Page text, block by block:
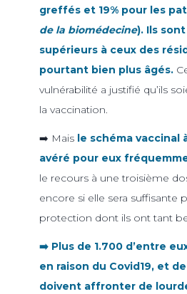
greffés et 19% pour les
de la biomédecine). Ils
supérieurs à ceux des
pourtant bien plus âgés.
vulnérabilité a justifié qu’ils
la vaccination.
➡️ Mais le schéma vaccinal
avéré pour eux
le recours à une troisième
encore si elle sera suffisante
protection dont ils ont tant
➡️ Plus de 1.700 d’entre
en raison du Covid19, et
doivent affronter de